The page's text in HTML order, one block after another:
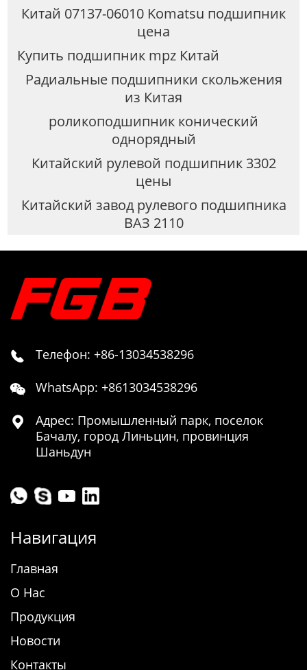
Китай 07137-06010 Komatsu подшипник
цена
Купить подшипник mpz Китай
Радиальные подшипники скольжения
из Китая
роликоподшипник конический
однорядный
Китайский рулевой подшипник 3302
цены
Китайский завод рулевого подшипника
ВАЗ 2110
 Телефон: +86-13034538296
 WhatsApp: +8613034538296

Адрес: Промышленный парк, поселок
Бачалу, город Линьцин, провинция
Шаньдун
Навигация
Главная
О Нас
Продукция
Новости
Контакты